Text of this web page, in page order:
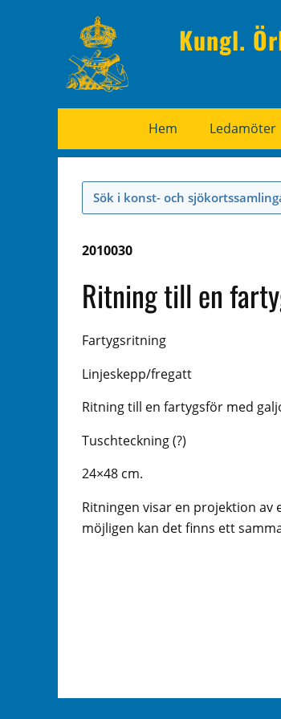
Kungl.
Hem Ledamöter
Sök i konst- och
2010030
Ritning till en
Fartygsritning
Linjeskepp/fregatt
Ritning till en fartygsför med
Tuschteckning (?)
24×48 cm.
Ritningen visar en projektion
möjligen kan det finns ett